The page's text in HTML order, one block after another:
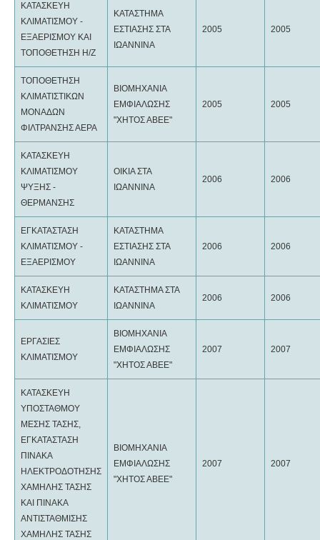
ΚΑΤΑΣΚΕΥΗ
ΚΛΙΜΑΤΙΣΜΟΥ -
ΕΞΑΕΡΙΣΜΟΥ ΚΑΙ
ΤΟΠΟΘΕΤΗΣΗ Η/Ζ
ΚΑΤΑΣΤΗΜΑ
ΕΣΤΙΑΣΗΣ ΣΤΑ
ΙΩΑΝΝΙΝΑ
2005 2005
ΤΟΠΟΘΕΤΗΣΗ
ΚΛΙΜΑΤΙΣΤΙΚΩΝ
ΜΟΝΑΔΩΝ
ΦΙΛΤΡΑΝΣΗΣ ΑΕΡΑ
ΒΙΟΜΗΧΑΝΙΑ
ΕΜΦΙΑΛΩΣΗΣ
"ΧΗΤΟΣ ΑΒΕΕ"
2005 2005
ΚΑΤΑΣΚΕΥΗ
ΚΛΙΜΑΤΙΣΜΟΥ
ΨΥΞΗΣ -
ΘΕΡΜΑΝΣΗΣ
ΟΙΚΙΑ ΣΤΑ
ΙΩΑΝΝΙΝΑ
2006 2006
ΕΓΚΑΤΑΣΤΑΣΗ
ΚΛΙΜΑΤΙΣΜΟΥ -
ΕΞΑΕΡΙΣΜΟΥ
ΚΑΤΑΣΤΗΜΑ
ΕΣΤΙΑΣΗΣ ΣΤΑ
ΙΩΑΝΝΙΝΑ
2006 2006
ΚΑΤΑΣΚΕΥΗ
ΚΛΙΜΑΤΙΣΜΟΥ
ΚΑΤΑΣΤΗΜΑ ΣΤΑ
ΙΩΑΝΝΙΝΑ
2006 2006
ΕΡΓΑΣΙΕΣ
ΚΛΙΜΑΤΙΣΜΟΥ
ΒΙΟΜΗΧΑΝΙΑ
ΕΜΦΙΑΛΩΣΗΣ
"ΧΗΤΟΣ ΑΒΕΕ"
2007 2007
ΚΑΤΑΣΚΕΥΗ
ΥΠΟΣΤΑΘΜΟΥ
ΜΕΣΗΣ ΤΑΣΗΣ,
ΕΓΚΑΤΑΣΤΑΣΗ
ΠΙΝΑΚΑ
ΗΛΕΚΤΡΟΔΟΤΗΣΗΣ
ΧΑΜΗΛΗΣ ΤΑΣΗΣ
ΚΑΙ ΠΙΝΑΚΑ
ΑΝΤΙΣΤΑΘΜΙΣΗΣ
ΧΑΜΗΛΗΣ ΤΑΣΗΣ
ΒΙΟΜΗΧΑΝΙΑ
ΕΜΦΙΑΛΩΣΗΣ
"ΧΗΤΟΣ ΑΒΕΕ"
2007 2007